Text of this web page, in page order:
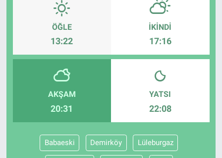
ÖĞLE
13:22
İKINDI
17:16
AKŞAM
20:31
YATSI
22:08
Babaeski Demirköy Lüleburgaz